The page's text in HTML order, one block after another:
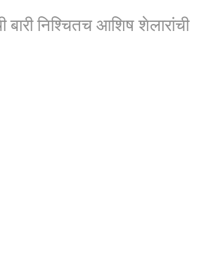
निश्चितच आशिष शेलारांची